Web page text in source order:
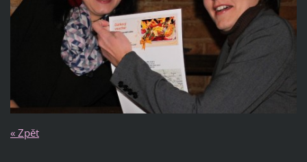
« Zpět